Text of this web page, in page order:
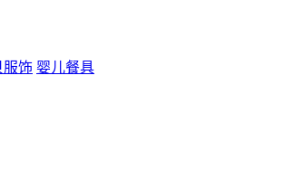
服饰 婴儿餐具